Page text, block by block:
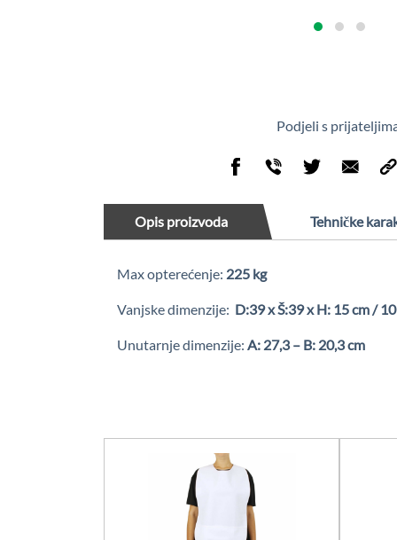
Podjeli s
Opis proizvoda Tehničke
Max opterećenje: 225 kg
Vanjske dimenzije: D:39 x Š:39 x H: 15 cm /
Unutarnje dimenzije: A: 27,3 – B: 20,3 cm